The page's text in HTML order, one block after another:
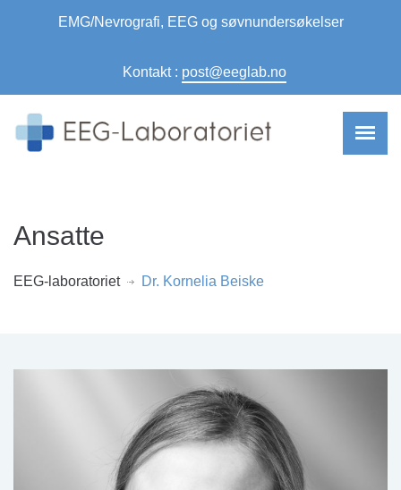
EMG/Nevrografi, EEG og søvnundersøkelser
Kontakt : post@eeglab.no
Ansatte
EEG-laboratoriet Dr. Kornelia Beiske